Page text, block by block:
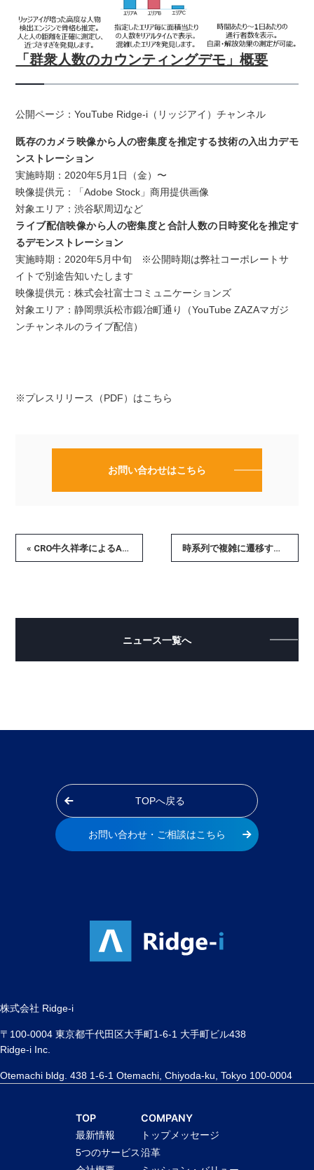
「群衆人数のカウンティングデモ」概要
公開ページ：YouTube Ridge-i（リッジアイ）チャンネル
既存のカメラ映像から人の密集度を推定する技術の入出力デモ
ンストレーション
実施時期：2020年5月1日（金）〜
映像提供元：「Adobe Stock」商用提供画像
対象エリア：渋谷駅周辺など
ライブ配信映像から人の密集度と合計人数の日時変化を推定す
るデモンストレーション
実施時期：2020年5月中旬 ※公開時期は弊社コーポレートサ
イトで別途告知いたします
映像提供元：株式会社富士コミュニケーションズ
対象エリア：静岡県浜松市鍛冶町通り（YouTube ZAZAマガジ
ンチャンネルのライブ配信）
※プレスリリース（PDF）はこちら
お問い合わせはこちら
« CRO牛久祥孝によるAI基礎講座を無料提供 時系列で複雑に遷移する状態を映像から高精度解析、映像監視AI「DeepFire」のベータ版をローンチ »
ニュース一覧へ
TOPへ戻る
お問い合わせ・ご相談はこちら
株式会社 Ridge-i
〒100-0004 東京都千代田区大手町1-6-1 大手町ビル438
Ridge-i Inc.
Otemachi bldg. 438 1-6-1 Otemachi, Chiyoda-ku, Tokyo 100-0004
TOP
最新情報
5つのサービス
COMPANY
トップメッセージ
沿革